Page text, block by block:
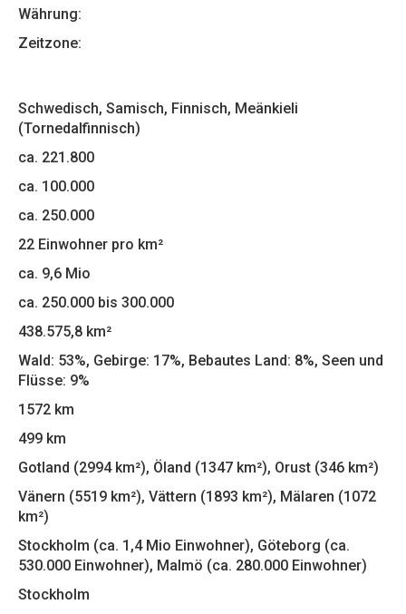
Währung:
Zeitzone:
Schwedisch, Samisch, Finnisch, Meänkieli
(Tornedalfinnisch)
ca. 221.800
ca. 100.000
ca. 250.000
22 Einwohner pro km²
ca. 9,6 Mio
ca. 250.000 bis 300.000
438.575,8 km²
Wald: 53%, Gebirge: 17%, Bebautes Land: 8%, Seen und
Flüsse: 9%
1572 km
499 km
Gotland (2994 km²), Öland (1347 km²), Orust (346 km²)
Vänern (5519 km²), Vättern (1893 km²), Mälaren (1072
km²)
Stockholm (ca. 1,4 Mio Einwohner), Göteborg (ca.
530.000 Einwohner), Malmö (ca. 280.000 Einwohner)
Stockholm